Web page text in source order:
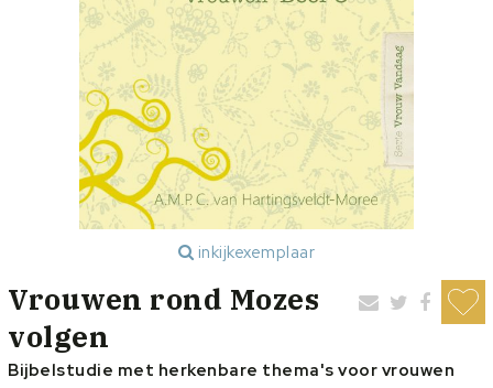
inkijkexemplaar
Vrouwen rond Mozes
volgen
Bijbelstudie met herkenbare thema's voor vrouwen